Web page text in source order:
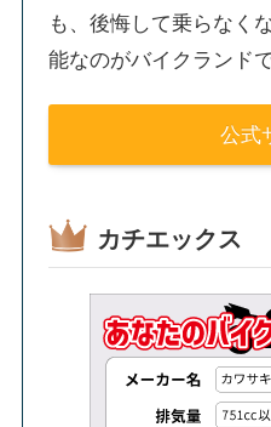
も、後悔して乗らなく
能なのがバイクランドで
公式
カチエックス